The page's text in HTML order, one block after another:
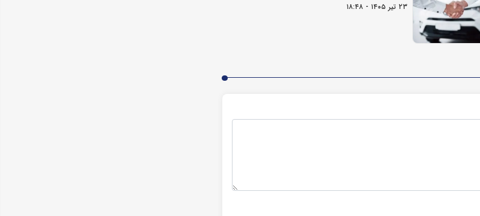
۲۳ تیر ۱۴۰۵ - ۱۸:۴۸